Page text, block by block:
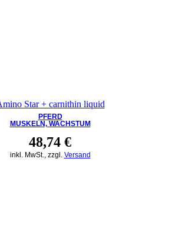
Star + carnithin liquid
PFERD
MUSKELN, WACHSTUM
48,74 €
inkl. MwSt., zzgl. Versand